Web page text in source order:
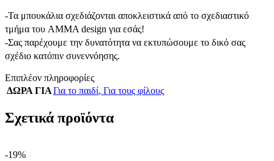
-Τα μπουκάλια σχεδιάζονται αποκλειστικά από το σχεδιαστικό
τμήμα του AMMA design για εσάς!
-Σας παρέχουμε την δυνατότητα να εκτυπώσουμε το δικό σας
σχέδιο κατόπιν συνεννόησης.
Επιπλέον πληροφορίες
ΔΩΡΑ ΓΙΑΓια το παιδί, Για τους φίλους
Σχετικά προϊόντα
-19%